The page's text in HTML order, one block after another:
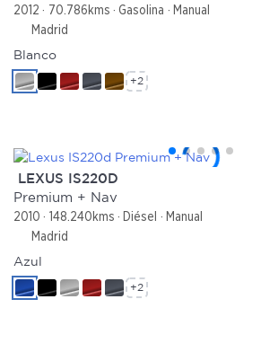
2012 70.786kms Gasolina
Manual
Madrid
Blanco
+2
LEXUS IS220D
Premium + Nav
2010 148.240kms Diésel
Manual
Madrid
Azul
+2